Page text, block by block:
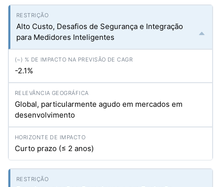
Alto Custo, Desafios de Segurança e Integração
para Medidores Inteligentes
-2.1%
Global, particularmente agudo em mercados em
desenvolvimento
Curto prazo (≤ 2 anos)